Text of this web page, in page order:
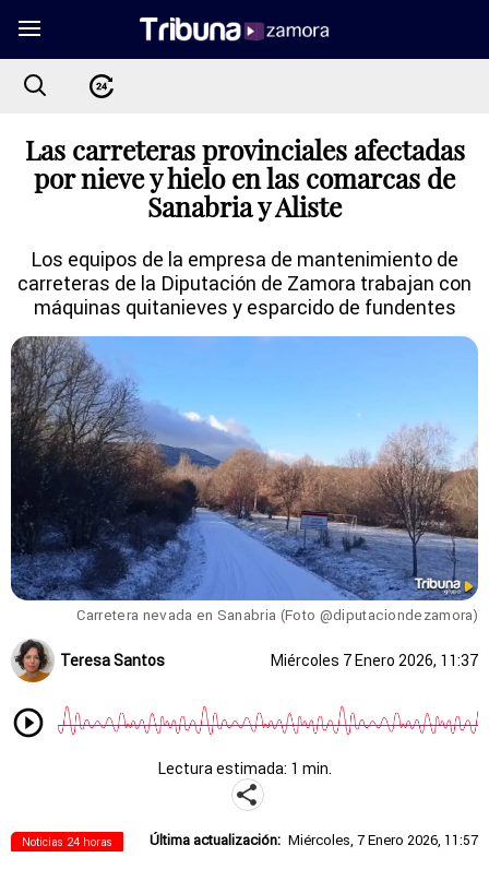
Las carreteras provinciales afectadas
por nieve y hielo en las comarcas de
Sanabria y Aliste
Los equipos de la empresa de mantenimiento de
carreteras de la Diputación de Zamora trabajan con
máquinas quitanieves y esparcido de fundentes
Carretera nevada en Sanabria (Foto @diputaciondezamora)
Teresa Santos Miércoles 7 Enero 2026, 11:37
Lectura estimada: 1 min.
Noticias 24 horas Última actualización: Miércoles, 7 Enero 2026, 11:57